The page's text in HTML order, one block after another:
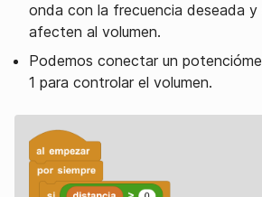
onda con la frecuencia deseada y
afecten al volumen.
Podemos conectar un
1 para controlar el volumen.